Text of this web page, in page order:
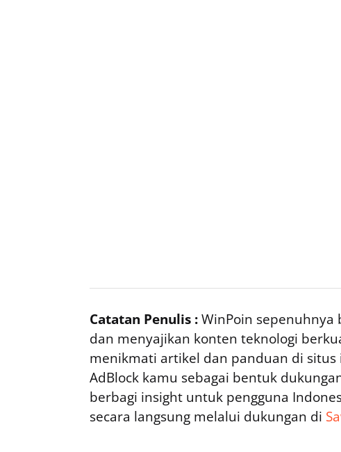
Catatan Penulis :WinPoin
dan menyajikan konten teknologi
menikmati artikel dan panduan di
AdBlock kamu sebagai bentuk
berbagi insight untuk pengguna
secara langsung melalui dukungan di